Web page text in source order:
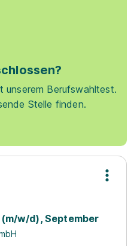
unserem Berufswahltest.
Stelle finden.
w/d), September